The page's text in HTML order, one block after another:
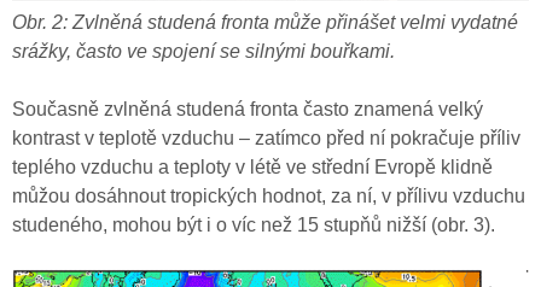
Obr. 2: Zvlněná studená fronta může přinášet velmi vydatné
srážky, často ve spojení se silnými bouřkami.
Současně zvlněná studená fronta často znamená velký
kontrast v teplotě vzduchu – zatímco před ní pokračuje příliv
teplého vzduchu a teploty v létě ve střední Evropě klidně
můžou dosáhnout tropických hodnot, za ní, v přílivu vzduchu
studeného, mohou být i o víc než 15 stupňů nižší (obr. 3).